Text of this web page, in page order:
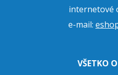
internetové
e-mail:
VŠETKO